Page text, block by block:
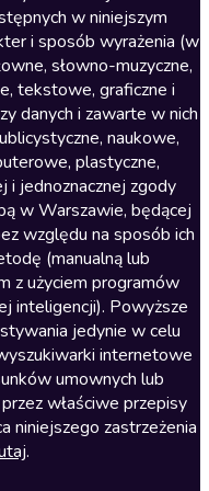
w niniejszym
i sposób wyrażenia (w
słowno-muzyczne,
tekstowe, graficzne i
danych i zawarte w nich
naukowe,
plastyczne,
i jednoznacznej zgody
w Warszawie, będącej
względu na sposób ich
(manualną lub
z użyciem programów
inteligencji). Powyższe
jedynie w celu
internetowe
umownych lub
właściwe przepisy
niniejszego zastrzeżenia
.